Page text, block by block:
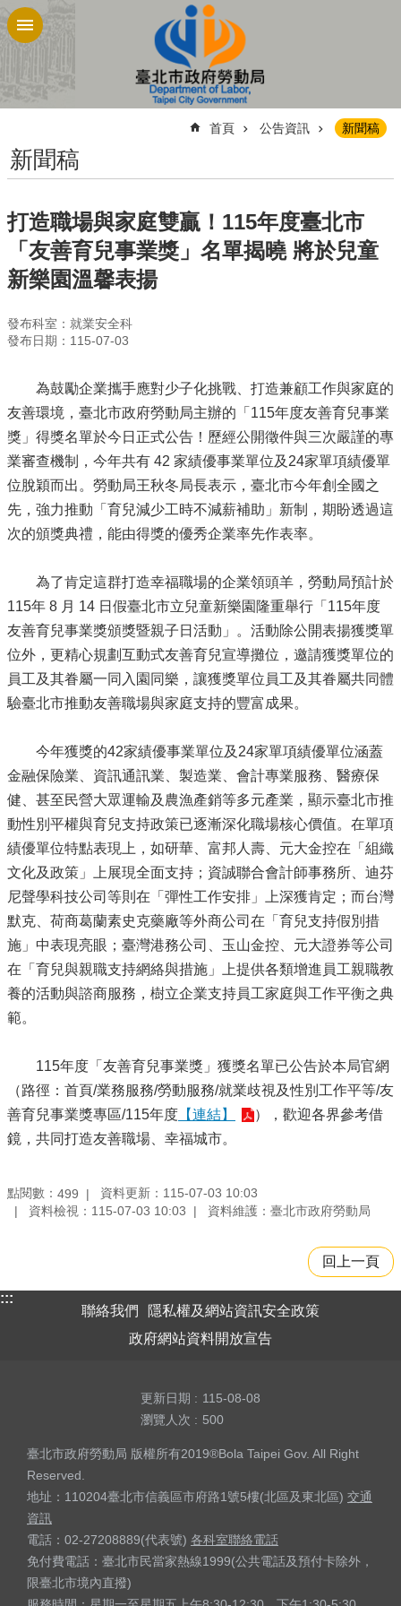
跳到主要內容區塊
首頁 公告資訊 新聞稿
新聞稿
打造職場與家庭雙贏！115年度臺北市
「友善育兒事業獎」名單揭曉 將於兒童
新樂園溫馨表揚
發布科室：就業安全科
發布日期：115-07-03
為鼓勵企業攜手應對少子化挑戰、打造兼顧工作與家庭的
友善環境，臺北市政府勞動局主辦的「115年度友善育兒事業
獎」得獎名單於今日正式公告！歷經公開徵件與三次嚴謹的專
業審查機制，今年共有 42 家績優事業單位及24家單項績優單
位脫穎而出。勞動局王秋冬局長表示，臺北市今年創全國之
先，強力推動「育兒減少工時不減薪補助」新制，期盼透過這
次的頒獎典禮，能由得獎的優秀企業率先作表率。
為了肯定這群打造幸福職場的企業領頭羊，勞動局預計於
115年 8 月 14 日假臺北市立兒童新樂園隆重舉行「115年度
友善育兒事業獎頒獎暨親子日活動」。活動除公開表揚獲獎單
位外，更精心規劃互動式友善育兒宣導攤位，邀請獲獎單位的
員工及其眷屬一同入園同樂，讓獲獎單位員工及其眷屬共同體
驗臺北市推動友善職場與家庭支持的豐富成果。
今年獲獎的42家績優事業單位及24家單項績優單位涵蓋
金融保險業、資訊通訊業、製造業、會計專業服務、醫療保
健、甚至民營大眾運輸及農漁產銷等多元產業，顯示臺北市推
動性別平權與育兒支持政策已逐漸深化職場核心價值。在單項
績優單位特點表現上，如研華、富邦人壽、元大金控在「組織
文化及政策」上展現全面支持；資誠聯合會計師事務所、迪芬
尼聲學科技公司等則在「彈性工作安排」上深獲肯定；而台灣
默克、荷商葛蘭素史克藥廠等外商公司在「育兒支持假別措
施」中表現亮眼；臺灣港務公司、玉山金控、元大證券等公司
在「育兒與親職支持網絡與措施」上提供各類增進員工親職教
養的活動與諮商服務，樹立企業支持員工家庭與工作平衡之典
範。
115年度「友善育兒事業獎」獲獎名單已公告於本局官網
（路徑：首頁/業務服務/勞動服務/就業歧視及性別工作平等/友
善育兒事業獎專區/115年度 【連結】
），歡迎各界參考借
鏡，共同打造友善職場、幸福城市。
點閱數： 499
資料更新：115-07-03 10:03
資料檢視：115-07-03 10:03
資料維護：臺北市政府勞動局
回上一頁
:::
聯絡我們
隱私權及網站資訊安全政策
政府網站資料開放宣告
更新日期
115-08-08
瀏覽人次
500
臺北市政府勞動局 版權所有2019®Bola Taipei Gov. All Right
Reserved.
地址：110204臺北市信義區市府路1號5樓(北區及東北區) 交通
資訊
電話：02-27208889(代表號) 各科室聯絡電話
免付費電話：臺北市民當家熱線1999(公共電話及預付卡除外，
限臺北市境內直撥)